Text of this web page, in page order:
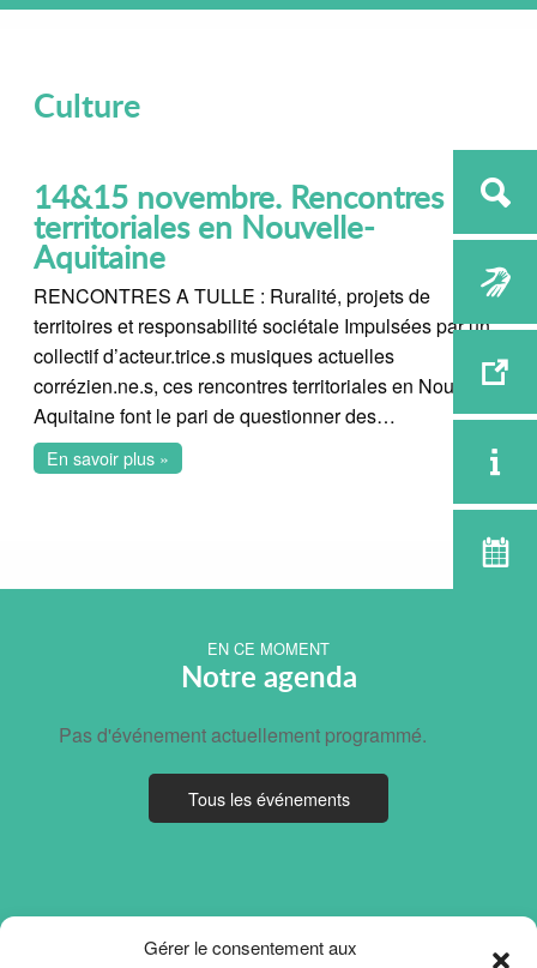
Gérer le consentement aux
Culture
14&15 novembre. Rencontres
territoriales en Nouvelle-
Aquitaine
RENCONTRES A TULLE : Ruralité, projets de
territoires et responsabilité sociétale Impulsées par un
collectif d’acteur.trice.s musiques actuelles
corrézien.ne.s, ces rencontres territoriales en Nouvelle-
Aquitaine font le pari de questionner des…
En savoir plus »
EN CE MOMENT
Notre agenda
Pas d'événement actuellement programmé.
Tous les événements